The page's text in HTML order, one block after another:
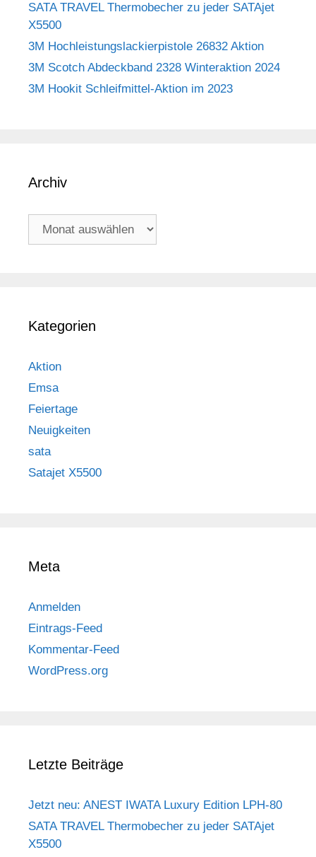
SATA TRAVEL Thermobecher zu jeder SATAjet
X5500
3M Hochleistungslackierpistole 26832 Aktion
3M Scotch Abdeckband 2328 Winteraktion 2024
3M Hookit Schleifmittel-Aktion im 2023
Archiv
Archiv
Kategorien
Aktion
Emsa
Feiertage
Neuigkeiten
sata
Satajet X5500
Meta
Anmelden
Eintrags-Feed
Kommentar-Feed
WordPress.org
Letzte Beiträge
Jetzt neu: ANEST IWATA Luxury Edition LPH-80
SATA TRAVEL Thermobecher zu jeder SATAjet
X5500